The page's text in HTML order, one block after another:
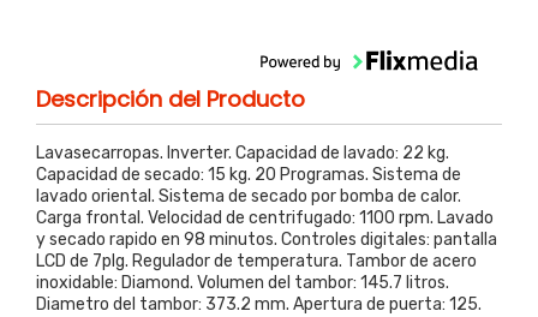
Descripción del Producto
Lavasecarropas. Inverter. Capacidad de lavado: 22 kg.
Capacidad de secado: 15 kg. 20 Programas. Sistema de
lavado oriental. Sistema de secado por bomba de calor.
Carga frontal. Velocidad de centrifugado: 1100 rpm. Lavado
y secado rapido en 98 minutos. Controles digitales: pantalla
LCD de 7plg. Regulador de temperatura. Tambor de acero
inoxidable: Diamond. Volumen del tambor: 145.7 litros.
Diametro del tambor: 373.2 mm. Apertura de puerta: 125.